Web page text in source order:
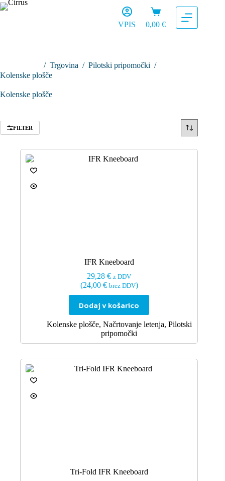
Skip
to
VPIS
Shopping
0,00€
/ Trgovina / Pilotski pripomočki /
Kolenske plošče
Kolenske plošče
FILTER
IFR Kneeboard
29,28€ z DDV
(24,00 € brez DDV)
Dodaj v košarico
Kolenske plošče, Načrtovanje letenja, Pilotski
pripomočki
Tri-Fold IFR Kneeboard